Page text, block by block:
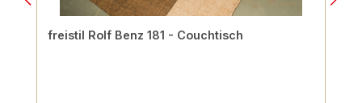
freistil Rolf Benz 181 - Couchtisch